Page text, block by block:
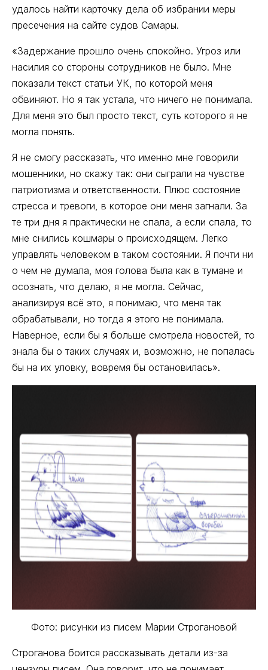
удалось найти карточку дела об избрании меры
пресечения на сайте судов Самары.
«Задержание прошло очень спокойно. Угроз или
насилия со стороны сотрудников не было. Мне
показали текст статьи УК, по которой меня
обвиняют. Но я так устала, что ничего не понимала.
Для меня это был просто текст, суть которого я не
могла понять.
Я не смогу рассказать, что именно мне говорили
мошенники, но скажу так: они сыграли на чувстве
патриотизма и ответственности. Плюс состояние
стресса и тревоги, в которое они меня загнали. За
те три дня я практически не спала, а если спала, то
мне снились кошмары о происходящем. Легко
управлять человеком в таком состоянии. Я почти ни
о чем не думала, моя голова была как в тумане и
осознать, что делаю, я не могла. Сейчас,
анализируя всё это, я понимаю, что меня так
обрабатывали, но тогда я этого не понимала.
Наверное, если бы я больше смотрела новостей, то
знала бы о таких случаях и, возможно, не попалась
бы на их уловку, вовремя бы остановилась».
Фото: рисунки из писем Марии Строгановой
Строганова боится рассказывать детали из-за